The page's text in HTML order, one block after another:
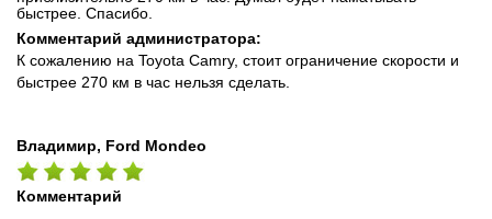
быстрее. Спасибо.
Комментарий администратора:
К сожалению на Toyota Camry, стоит ограничение скорости и
быстрее 270 км в час нельзя сделать.
Владимир, Ford Mondeo
Комментарий